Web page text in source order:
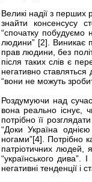
Великі надії з перших
знайти консенсусу
“спочатку
людини” [2]. Виникає
прав людини, без
після таких слів є
негативно
“вони не можуть
Роздумуючи над
вона реально існує,
потрібно її
“Доки Україна
ногами”[4]. Потрібно
патріотичних людей,
“українського
негативні тенденції